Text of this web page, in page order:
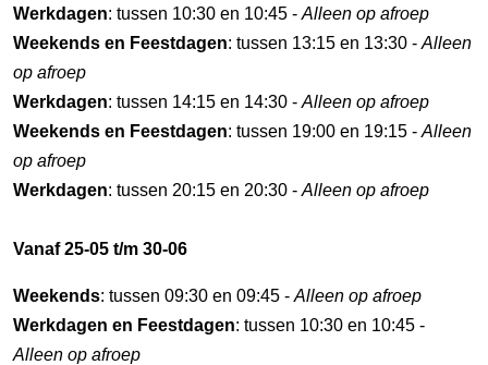
Werkdagen: tussen 10:30 en 10:45 - Alleen op afroep
Weekends en Feestdagen: tussen 13:15 en 13:30 - Alleen
op afroep
Werkdagen: tussen 14:15 en 14:30 - Alleen op afroep
Weekends en Feestdagen: tussen 19:00 en 19:15 - Alleen
op afroep
Werkdagen: tussen 20:15 en 20:30 - Alleen op afroep
Vanaf 25-05 t/m 30-06
Weekends: tussen 09:30 en 09:45 - Alleen op afroep
Werkdagen en Feestdagen: tussen 10:30 en 10:45 -
Alleen op afroep